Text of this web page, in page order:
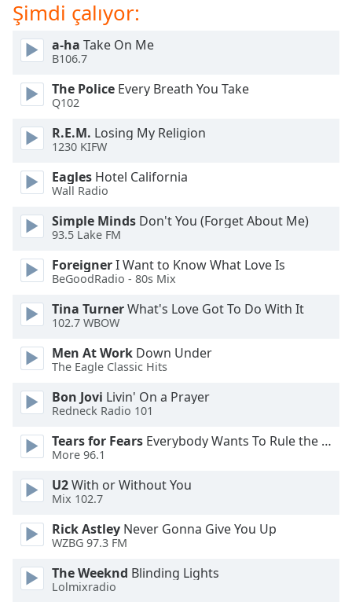
dialog
window.
Escape
cancel
and
close
Text
Color
Opacity
Text
Background
Opacity
Caption
Area
Color
Opacity
Font
Size
Şimdi çalıyor:
a-ha Take On Me
B106.7
The Police Every Breath You Take
Q102
R.E.M. Losing My Religion
1230 KIFW
Eagles Hotel California
Wall Radio
Simple Minds Don't You (Forget About Me)
93.5 Lake FM
ForeignerI Want to Know What Love Is
BeGoodRadio - 80s Mix
Tina TurnerWhat's Love Got To Do With It
102.7 WBOW
Men At Work Down Under
The Eagle Classic Hits
Bon Jovi Livin' On a Prayer
Redneck Radio 101
Tears for Fears Everybody Wants To Rule the World
More 96.1
U2With or Without You
Mix 102.7
Rick Astley Never Gonna Give You Up
WZBG 97.3 FM
The Weeknd Blinding Lights
Lolmixradio